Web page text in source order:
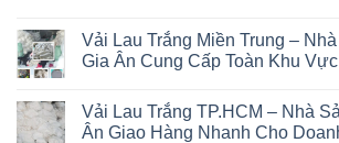
Vải Lau Trắng Miền Trung –
Gia Ân Cung Cấp Toàn Khu Vực
Vải Lau Trắng TP.HCM – Nhà
Ân Giao Hàng Nhanh Cho